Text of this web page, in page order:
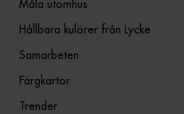
Måla utomhus
Hållbara kulörer från Lycke
Samarbeten
Färgkartor
Trender